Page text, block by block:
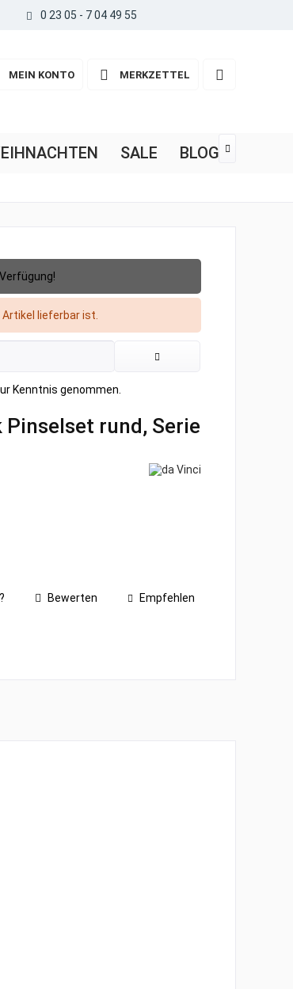
0 23 05 - 7 04 49 55
MERKZETTEL
MEIN KONTO
SALE BLOG 
lieferbar ist.
Kenntnis genommen.
rund, Serie
Bewerten Empfehlen